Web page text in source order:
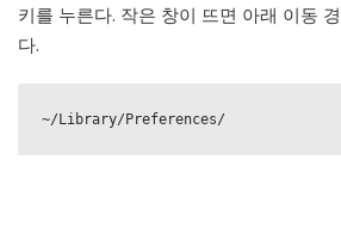
키를 누른다. 작은 창이 뜨면 아래 이동
다.
~/Library/Preferences/